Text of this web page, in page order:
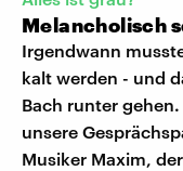
Melancholisch
Irgendwann
kalt werden - und
Bach runter
unsere
Musiker Maxim,